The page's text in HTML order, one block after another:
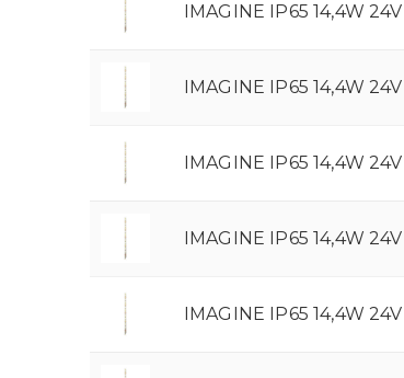
IMAGINE IP65 14,4W
IMAGINE IP65 14,4W
IMAGINE IP65 14,4W
IMAGINE IP65 14,4W
IMAGINE IP65 14,4W